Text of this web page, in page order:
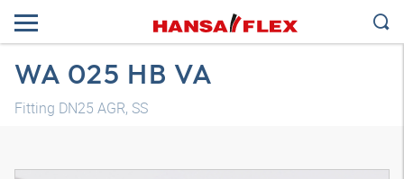
WA 025 HB VA
Fitting DN25 AGR, SS